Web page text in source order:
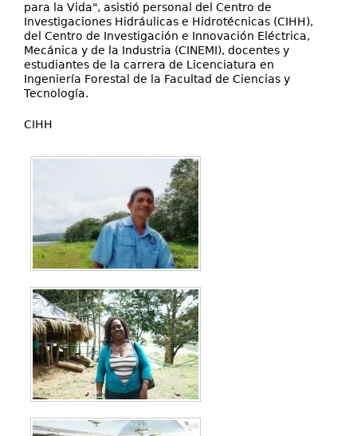
para la Vida", asistió personal del Centro de
Investigaciones Hidráulicas e Hidrotécnicas (CIHH),
del Centro de Investigación e Innovación Eléctrica,
Mecánica y de la Industria (CINEMI), docentes y
estudiantes de la carrera de Licenciatura en
Ingeniería Forestal de la Facultad de Ciencias y
Tecnología.
CIHH